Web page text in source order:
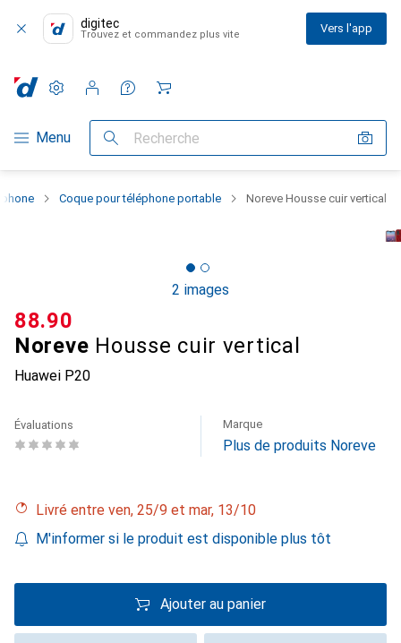
digitec
Trouvez et commandez plus vite Vers l'app
Navigation par catégorie
Menu Recherche
Paramètres
Compte client
Listes de comparaison
Listes d'envies
Panier
Coque pour téléphone portable Noreve Housse cuir vertical
2 images
Noreve Housse cuir vertical
Huawei P20
CHF
88.90
Évaluations Marque
Plus de produits Noreve
Livré entre ven, 25/9 et mar, 13/10
M'informer si le produit est disponible plus tôt
Ajouter au panier